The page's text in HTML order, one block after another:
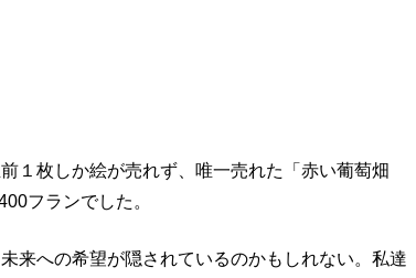
１枚しか絵が売れず、唯一売れた「赤い葡萄畑
フランでした。
来への希望が隠されているのかもしれない。私達